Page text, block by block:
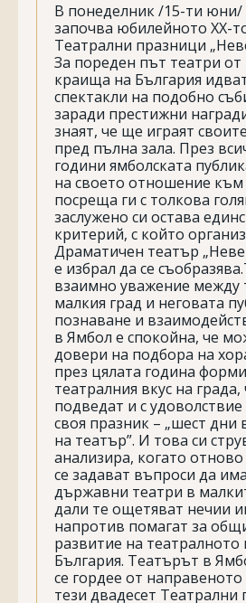
В понеделник /15-ти юни/
започва юбилейното ХХ-
Театрални празници
За пореден път театри от
краища на България
спектакли на подобно
заради престижни
знаят, че ще играят
пред пълна зала. През
години ямболската
на своето отношение
посреща ги с толкова
заслужено си остава
критерий, с който
Драматичен театър
е избрал да се
взаимно уважение между
малкия град и неговата
познаване и
в Ямбол е спокойна, че
довери на подбора на
през цялата година
театралния вкус на
подведат и с удоволствие
своя празник – „шест дни
на театър”. И това си
анализира, когато
се задават въпроси да
държавни театри в
дали те ощетяват нечии
напротив помагат за
развитие на театралното
България. Театърът в
се гордее от направеното
тези двадесет